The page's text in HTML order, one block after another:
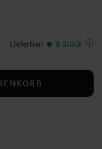
Lieferbar: 8 Stück